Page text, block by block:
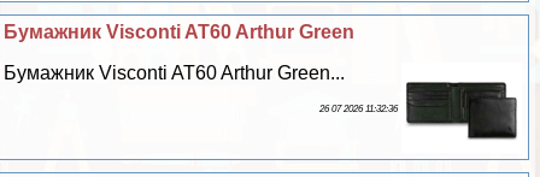
Бумажник Visconti AT60 Arthur Green
Бумажник Visconti AT60 Arthur Green...
26 07 2026 11:32:36